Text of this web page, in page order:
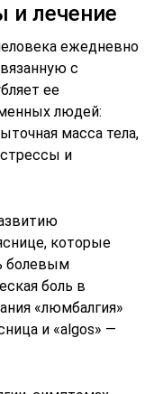
лечение
ежедневно
с
ее
людей:
масса тела,
и
которые
болевым
боль в
«люмбалгия»
и «algos» —